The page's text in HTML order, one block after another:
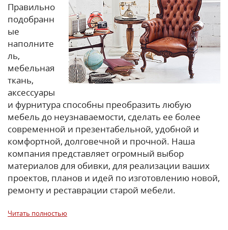
Правильно
подобранн
ые
наполните
ль,
мебельная
ткань,
аксессуары
и фурнитура способны преобразить любую
мебель до неузнаваемости, сделать ее более
современной и презентабельной, удобной и
комфортной, долговечной и прочной. Наша
компания представляет огромный выбор
материалов для обивки, для реализации ваших
проектов, планов и идей по изготовлению новой,
ремонту и реставрации старой мебели.
Читать полностью